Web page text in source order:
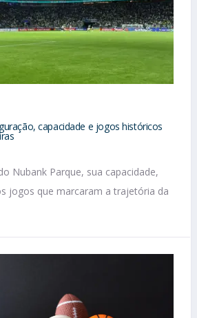
capacidade e jogos históricos
Nubank Parque, sua capacidade,
jogos que marcaram a trajetória da